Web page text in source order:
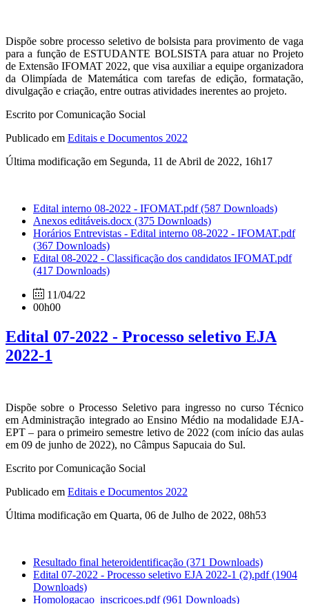
Dispõe sobre processo seletivo de bolsista para provimento de vaga
para a função de ESTUDANTE BOLSISTA para atuar no Projeto
de Extensão IFOMAT 2022, que visa auxiliar a equipe organizadora
da Olimpíada de Matemática com tarefas de edição, formatação,
divulgação e criação, entre outras atividades inerentes ao projeto.
Escrito por Comunicação Social
Publicado em Editais e Documentos 2022
Última modificação em Segunda, 11 de Abril de 2022, 16h17
Edital interno 08-2022 - IFOMAT.pdf(587 Downloads)
Anexos editáveis.docx (375 Downloads)
Horários Entrevistas - Edital interno 08-2022 - IFOMAT.pdf
(367 Downloads)
Edital 08-2022 - Classificação dos candidatos IFOMAT.pdf
(417 Downloads)
11/04/22
00h00
Edital 07-2022 - Processo seletivo EJA
2022-1
Dispõe sobre o Processo Seletivo para ingresso no curso Técnico
em Administração integrado ao Ensino Médio na modalidade EJA-
EPT – para o primeiro semestre letivo de 2022 (com início das aulas
em 09 de junho de 2022), no Câmpus Sapucaia do Sul.
Escrito por Comunicação Social
Publicado em Editais e Documentos 2022
Última modificação em Quarta, 06 de Julho de 2022, 08h53
Resultado final heteroidentificação (371 Downloads)
Edital 07-2022 - Processo seletivo EJA 2022-1 (2).pdf(1904
Downloads)
Homologacao_inscricoes.pdf(961 Downloads)